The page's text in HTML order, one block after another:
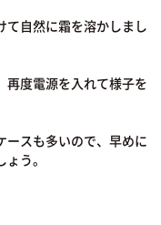
て自然に霜を溶かしまし
再度電源を入れて様子を
ースも多いので、早めに
う。